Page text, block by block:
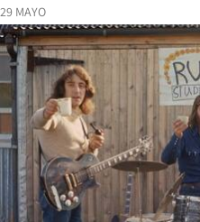
29 MAYO